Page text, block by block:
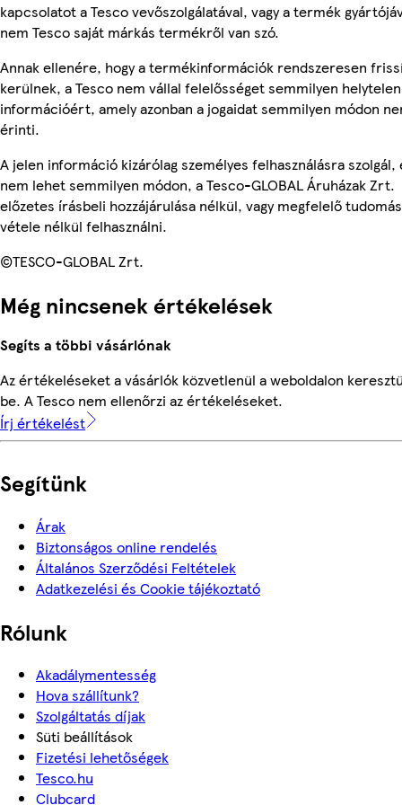
kapcsolatot a Tesco vevőszolgálatával, vagy a termék
nem Tesco saját márkás termékről van szó.
Annak ellenére, hogy a termékinformációk rendszeresen
kerülnek, a Tesco nem vállal felelősséget semmilyen helytelen
információért, amely azonban a jogaidat semmilyen módon
érinti.
A jelen információ kizárólag személyes felhasználásra szolgál,
nem lehet semmilyen módon, a Tesco-GLOBAL Áruházak Zrt.
előzetes írásbeli hozzájárulása nélkül, vagy megfelelő
vétele nélkül felhasználni.
©TESCO-GLOBAL Zrt.
Még nincsenek értékelések
Segíts a többi vásárlónak
Az értékeléseket a vásárlók közvetlenül a weboldalon
be. A Tesco nem ellenőrzi az értékeléseket.
Írj értékelést
Segítünk
Árak
Biztonságos online rendelés
Általános Szerződési Feltételek
Adatkezelési és Cookie tájékoztató
Rólunk
Akadálymentesség
Hova szállítunk?
Szolgáltatás díjak
Süti beállítások
Fizetési lehetőségek
Tesco.hu
Clubcard